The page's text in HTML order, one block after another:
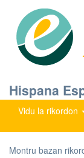
Hispana
Vidu la rikordon
Montru bazan